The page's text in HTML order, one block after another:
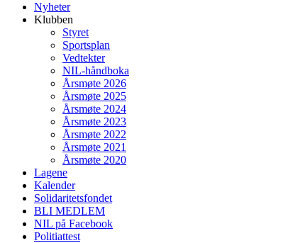
Nyheter
Klubben
Styret
Sportsplan
Vedtekter
NIL-håndboka
Årsmøte 2026
Årsmøte 2025
Årsmøte 2024
Årsmøte 2023
Årsmøte 2022
Årsmøte 2021
Årsmøte 2020
Lagene
Kalender
Solidaritetsfondet
BLI MEDLEM
NIL på Facebook
Politiattest